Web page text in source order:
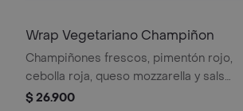
Wrap Vegetariano Champiñon
Champiñones frescos, pimentón rojo,
cebolla roja, queso mozzarella y salsa
Qbano.
$ 26.900